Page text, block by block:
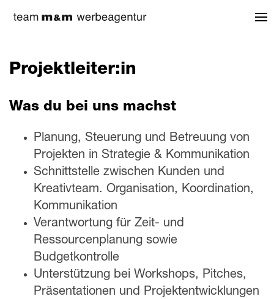
Projektleiter:in
Was du bei uns machst
Planung, Steuerung und Betreuung von
Projekten in Strategie & Kommunikation
Schnittstelle zwischen Kunden und
Kreativteam. Organisation, Koordination,
Kommunikation
Verantwortung für Zeit- und
Ressourcenplanung sowie
Budgetkontrolle
Unterstützung bei Workshops, Pitches,
Präsentationen und Projektentwicklungen